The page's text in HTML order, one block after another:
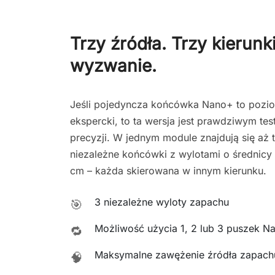
Trzy źródła. Trzy
wyzwanie.
Jeśli pojedyncza końcówka Nano+ to
ekspercki, to ta wersja jest prawdziwym
precyzji. W jednym module znajdują się aż
niezależne końcówki z wylotami o średnicy
cm – każda skierowana w innym kierunku.
🎯 3 niezależne wyloty zapachu
🔁 Możliwość użycia 1, 2 lub 3 puszek
🧠 Maksymalne zawężenie źródła